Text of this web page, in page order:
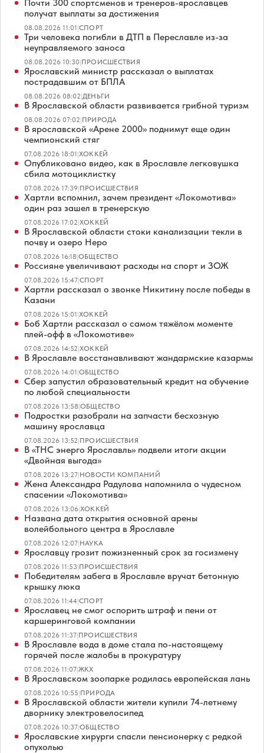
Почти 300 спортсменов и тренеров-ярославцев
получат выплаты за достижения
08.08.2026 11:01|СПОРТ
Три человека погибли в ДТП в Переславле из-за
неуправляемого заноса
08.08.2026 10:30|ПРОИСШЕСТВИЯ
Ярославский министр рассказал о выплатах
пострадавшим от БПЛА
08.08.2026 08:02|ДЕНЬГИ
В Ярославской области развивается грибной туризм
08.08.2026 07:02|ПРИРОДА
В ярославской «Арене 2000» поднимут еще один
чемпионский стяг
07.08.2026 18:01|ХОККЕЙ
Опубликовано видео, как в Ярославле легковушка
сбила мотоциклистку
07.08.2026 17:39|ПРОИСШЕСТВИЯ
Хартли вспомнил, зачем президент «Локомотива»
один раз зашел в тренерскую
07.08.2026 17:02|ХОККЕЙ
В Ярославской области стоки канализации текли в
почву и озеро Неро
07.08.2026 16:18|ОБЩЕСТВО
Россияне увеличивают расходы на спорт и ЗОЖ
07.08.2026 15:47|СПОРТ
Хартли рассказал о звонке Никитину после победы в
Казани
07.08.2026 15:01|ХОККЕЙ
Боб Хартли рассказал о самом тяжёлом моменте
плей-офф в «Локомотиве»
07.08.2026 14:52|ХОККЕЙ
В Ярославле восстанавливают жандармские казармы
07.08.2026 14:01|ОБЩЕСТВО
Сбер запустил образовательный кредит на обучение
по любой специальности
07.08.2026 13:58|ОБЩЕСТВО
Подростки разобрали на запчасти бесхозную
машину ярославца
07.08.2026 13:52|ПРОИСШЕСТВИЯ
В «ТНС энерго Ярославль» подвели итоги акции
«Двойная выгода»
07.08.2026 13:27|НОВОСТИ КОМПАНИЙ
Жена Александра Радулова напомнила о чудесном
спасении «Локомотива»
07.08.2026 13:06|ХОККЕЙ
Названа дата открытия основной арены
волейбольного центра в Ярославле
07.08.2026 12:07|НАУКА
Ярославцу грозит пожизненный срок за госизмену
07.08.2026 11:53|ПРОИСШЕСТВИЯ
Победителям забега в Ярославле вручат бетонную
крышку люка
07.08.2026 11:44|СПОРТ
Ярославец не смог оспорить штраф и пени от
каршеринговой компании
07.08.2026 11:37|ПРОИСШЕСТВИЯ
В Ярославле вода в доме стала по-настоящему
горячей после жалобы в прокуратуру
07.08.2026 11:07|ЖКХ
В Ярославском зоопарке родилась европейская лань
07.08.2026 10:55|ПРИРОДА
В Ярославской области жители купили 74-летнему
дворнику электровелосипед
07.08.2026 10:37|ОБЩЕСТВО
Ярославские хирурги спасли пенсионерку с редкой
опухолью